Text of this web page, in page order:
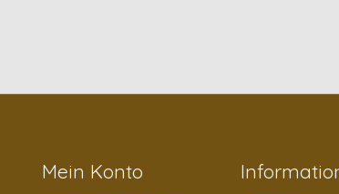
Mein Konto